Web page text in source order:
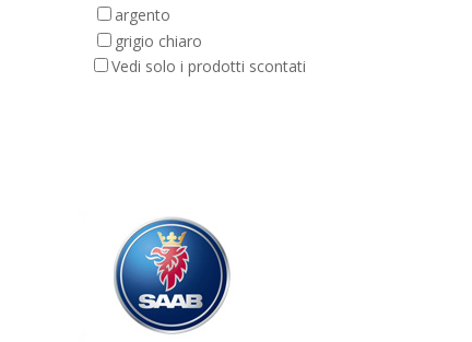
argento
grigio chiaro
Vedi solo i prodotti scontati